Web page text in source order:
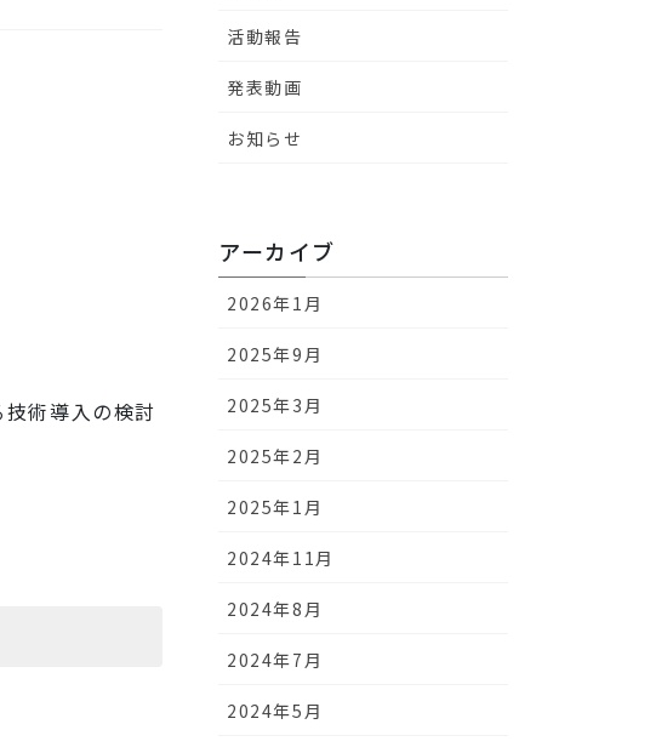
術導入の検討
活動報告
発表動画
お知らせ
アーカイブ
2026年1月
2025年9月
2025年3月
2025年2月
2025年1月
2024年11月
2024年8月
2024年7月
2024年5月